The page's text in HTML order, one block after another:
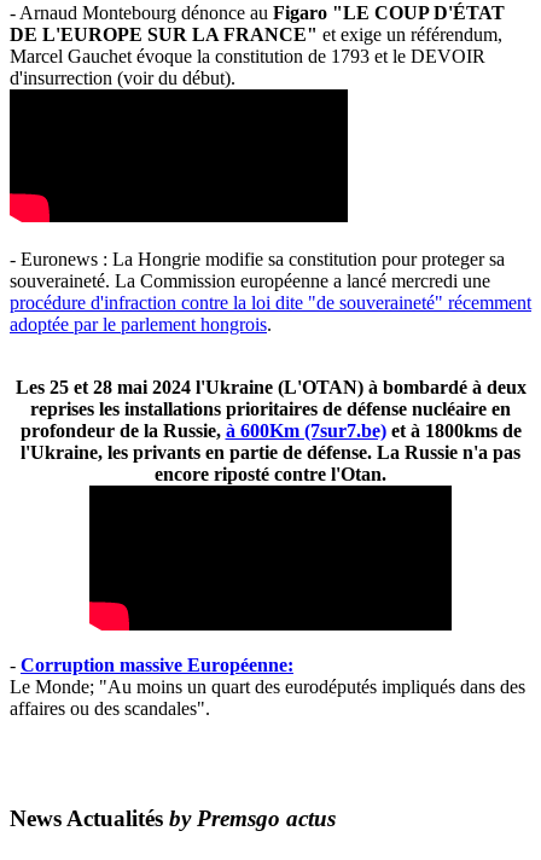
- Arnaud Montebourg dénonce au Figaro "LE COUP D'ÉTAT
DE L'EUROPE SUR LA FRANCE" et exige un référendum,
Marcel Gauchet évoque la constitution de 1793 et le DEVOIR
d'insurrection (voir du début).
- Euronews : La Hongrie modifie sa constitution pour proteger sa
souveraineté. La Commission européenne a lancé mercredi une
procédure d'infraction contre la loi dite "de souveraineté" récemment
adoptée par le parlement hongrois.
Les 25 et 28 mai 2024 l'Ukraine (L'OTAN) à bombardé à deux
reprises les installations prioritaires de défense nucléaire en
profondeur de la Russie, à 600Km (7sur7.be)et à 1800kms de
l'Ukraine, les privants en partie de défense. La Russie n'a pas
encore riposté contre l'Otan.
- Corruption massive Européenne:
Le Monde; "Au moins un quart des eurodéputés impliqués dans des
affaires ou des scandales".
News Actualités by Premsgo actus